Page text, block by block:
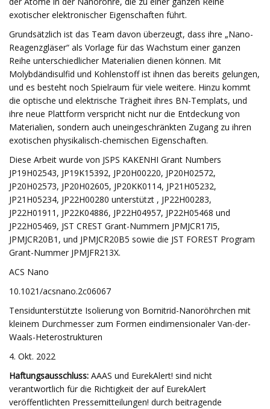
exotischer elektronischer Eigenschaften führt.
Grundsätzlich ist das Team davon überzeugt, dass ihre „Nano-
Reagenzgläser“ als Vorlage für das Wachstum einer ganzen
Reihe unterschiedlicher Materialien dienen können. Mit
Molybdändisulfid und Kohlenstoff ist ihnen das bereits gelungen,
und es besteht noch Spielraum für viele weitere. Hinzu kommt
die optische und elektrische Trägheit ihres BN-Templats, und
ihre neue Plattform verspricht nicht nur die Entdeckung von
Materialien, sondern auch uneingeschränkten Zugang zu ihren
exotischen physikalisch-chemischen Eigenschaften.
Diese Arbeit wurde von JSPS KAKENHI Grant Numbers
JP19H02543, JP19K15392, JP20H00220, JP20H02572,
JP20H02573, JP20H02605, JP20KK0114, JP21H05232,
JP21H05234, JP22H00280 unterstützt , JP22H00283,
JP22H01911, JP22K04886, JP22H04957, JP22H05468 und
JP22H05469, JST CREST Grant-Nummern JPMJCR17I5,
JPMJCR20B1, und JPMJCR20B5 sowie die JST FOREST Program
Grant-Nummer JPMJFR213X.
ACS Nano
10.1021/acsnano.2c06067
Tensidunterstützte Isolierung von Bornitrid-Nanoröhrchen mit
kleinem Durchmesser zum Formen eindimensionaler Van-der-
Waals-Heterostrukturen
4. Okt. 2022
Haftungsausschluss: AAAS und EurekAlert! sind nicht
verantwortlich für die Richtigkeit der auf EurekAlert
veröffentlichten Pressemitteilungen! durch beitragende